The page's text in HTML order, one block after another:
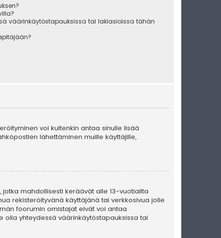
väärinkäytöstapauksissa tai lakiasioissa tähän
voi kuitenkin antaa sinulle lisää
lähettäminen muille käyttäjille,
jotka mahdollisesti keräävät alle 13-vuotiailta
rekisteröityvänä käyttäjänä tai verkkosivua jolle
foorumin omistajat eivät voi antaa
olla yhteydessä väärinkäytöstapauksissa tai